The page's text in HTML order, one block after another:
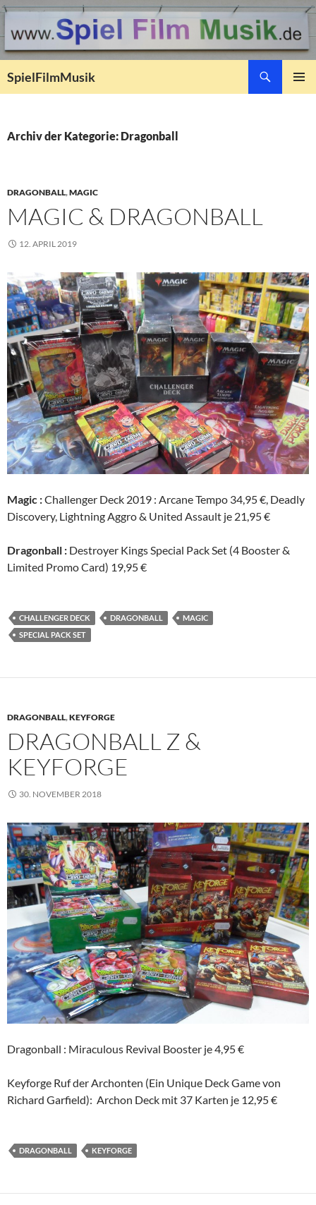
SpielFilmMusik
Archiv der Kategorie: Dragonball
DRAGONBALL,MAGIC
MAGIC & DRAGONBALL
12. APRIL 2019
Magic :Challenger Deck 2019 : Arcane Tempo 34,95 €, Deadly
Discovery, Lightning Aggro & United Assault je 21,95 €
Dragonball : Destroyer Kings Special Pack Set (4 Booster &
Limited Promo Card) 19,95 €
CHALLENGER DECK DRAGONBALL
MAGIC
SPECIAL PACK SET
DRAGONBALL,KEYFORGE
DRAGONBALL Z &
KEYFORGE
30. NOVEMBER 2018
Dragonball : Miraculous Revival Booster je 4,95 €
Keyforge Ruf der Archonten (Ein Unique Deck Game von
Richard Garfield): Archon Deck mit 37 Karten je 12,95 €
DRAGONBALL KEYFORGE